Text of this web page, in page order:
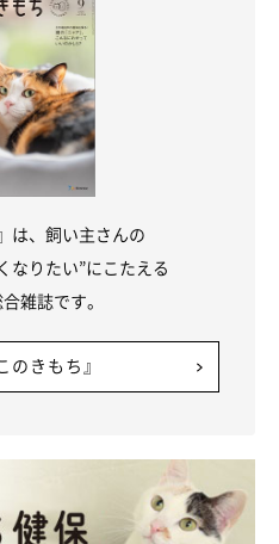
は、飼い主さんの
なりたい”にこたえる
雑誌です。
のきもち』